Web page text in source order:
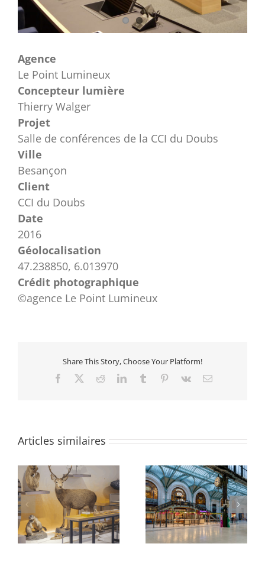
Agence
Le Point Lumineux
Concepteur lumière
Thierry Walger
Projet
Salle de conférences de la CCI du Doubs
Ville
Besançon
Client
CCI du Doubs
Date
2016
Géolocalisation
47.238850, 6.013970
Crédit photographique
©agence Le Point Lumineux
Share This Story, Choose Your Platform!
Facebook RedditLinkedInTumblr Pinterest
Vk Email
Articles similaires
Gare de Lyon, hall 1,
Petite Halle Voyageur
Gare de Lyon, Galerie
Diderot